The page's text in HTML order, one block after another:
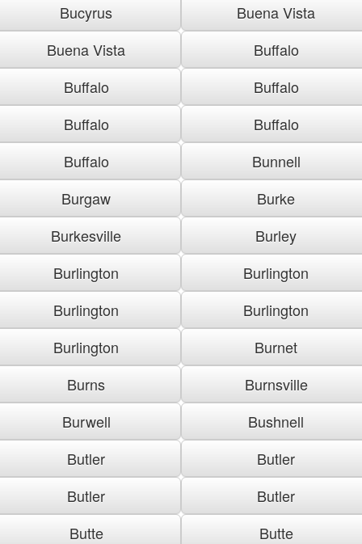
Bucyrus
Buena Vista
Buena Vista
Buffalo
Buffalo
Buffalo
Buffalo
Buffalo
Buffalo
Bunnell
Burgaw
Burke
Burkesville
Burley
Burlington
Burlington
Burlington
Burlington
Burlington
Burnet
Burns
Burnsville
Burwell
Bushnell
Butler
Butler
Butler
Butler
Butte
Butte